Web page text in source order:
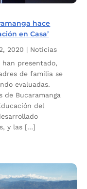
hace
en Casa’
2020 | Noticias
presentado,
de familia se
evaluadas.
de Bucaramanga
del
y las […]